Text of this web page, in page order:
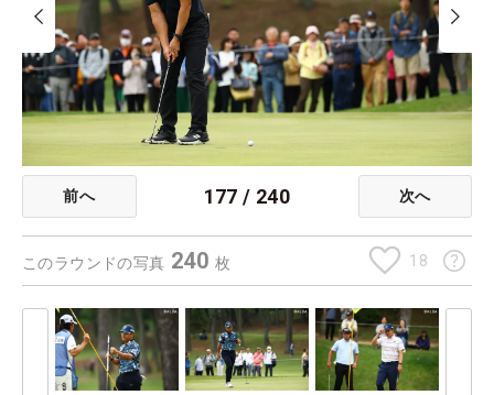
前へ 177 / 240 次へ
このラウンドの写真 240 枚 18